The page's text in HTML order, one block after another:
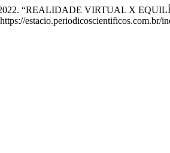
2022. “REALIDADE VIRTUAL X
estacio.periodicoscientificos.com.br/